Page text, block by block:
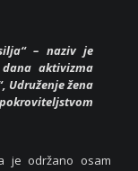
– naziv je
aktivizma
Udruženje žena
je održano osam